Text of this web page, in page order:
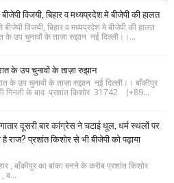
विजयी, बिहार व मध्यप्रदेश मे बीजेपी की हालत
विजयी, बिहार व मध्यप्रदेश मे बीजेपी की हालत
के उप चुनावों के ताज़ा रुझान नई दिल्ली।।...
के उप चुनावों के ताज़ा रुझान
के उप चुनावों के ताज़ा रुझान नई दिल्ली।। बाँकीपुर
गिनती के बाद प्रशांत किशोर 31742 (+89...
दूसरी बार कांग्रेस ने चटाई धूल, धर्म स्थलों पर
है राज? प्रशांत किशोर से भी बीजेपी को पढ़ाया
, बाँकीपुर का बांका बनने के करीब प्रशांत किशोर
, ब...